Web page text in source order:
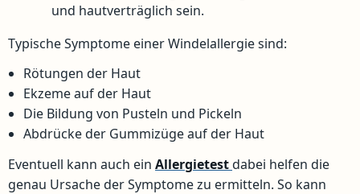
und hautverträglich sein.
Typische Symptome einer Windelallergie sind:
Rötungen der Haut
Ekzeme auf der Haut
Die Bildung von Pusteln und Pickeln
Abdrücke der Gummizüge auf der Haut
Eventuell kann auch ein Allergietestdabei helfen die
genau Ursache der Symptome zu ermitteln. So kann